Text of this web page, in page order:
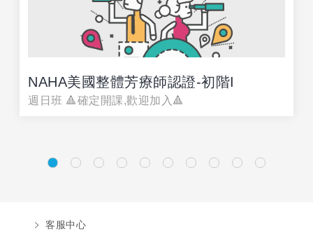
NAHA美國整體芳療師認證-初階I
週日班 🔺確定開課,歡迎加入🔺
客服中心